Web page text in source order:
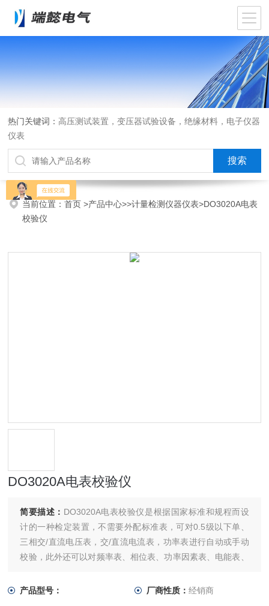
热门关键词： 高压测试装置，变压器试验设备，绝缘材料，电子仪器
仪表
当前位置：首页>产品中心>>计量检测仪器仪表>DO3020A电表
校验仪
DO3020A电表校验仪
简要描述： DO3020A电表校验仪是根据国家标准和规程而设
计的一种检定装置，不需要外配标准表，可对0.5级以下单、
三相交/直流电压表，交/直流电流表，功率表进行自动或手动
校验，此外还可以对频率表、相位表、功率因素表、电能表、
产品型号：
厂商性质： 经销商